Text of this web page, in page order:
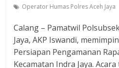
Operator Humas Polres Aceh Jaya
Calang – Pamatwil
Jaya, AKP Iswandi,
Persiapan Pengamanan
Kecamatan Indra Jaya.